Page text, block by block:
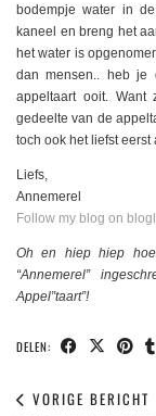
bodempje water in
kaneel en breng het
het water is
dan mensen.. heb je
appeltaart ooit.
gedeelte van de
toch ook het liefst eerst
Liefs,
Annemerel
Follow my blog on
Oh en hiep hiep
“Annemerel”
Appel”taart”!
DELEN:
VORIGE BERICHT